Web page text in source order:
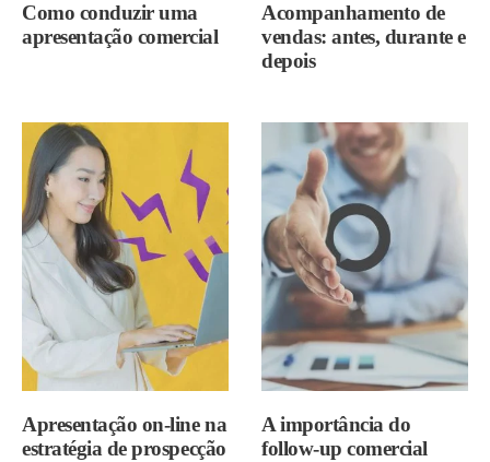
Como conduzir uma
apresentação comercial
Acompanhamento de
vendas: antes, durante e
depois
Apresentação on-line na
estratégia de prospecção
A importância do
follow-up comercial